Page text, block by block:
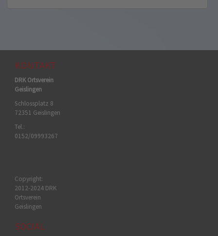
KONTAKT
DRK Ortsverein
Geislingen
Schlossplatz 8
72351 Geislingen
Tel.:
0152/09993267
Copyright:
2012-2024 DRK
Ortsverein
Geislingen
SOCIAL